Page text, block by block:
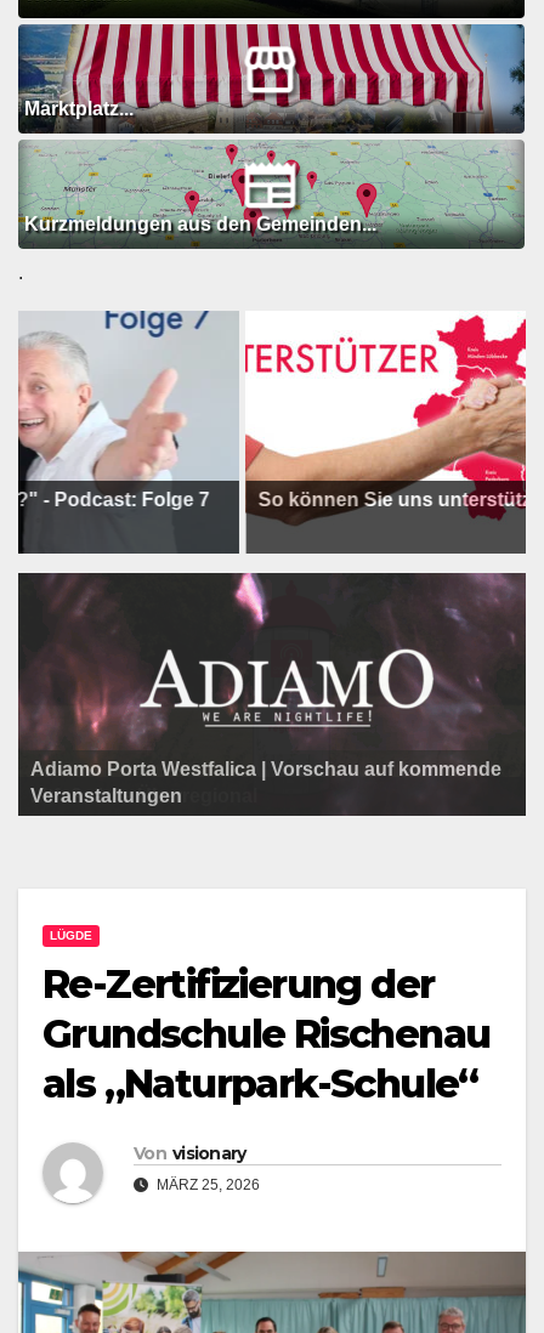
Marktplatz...
Kurzmeldungen aus den Gemeinden...
.
Folge 7 So können Sie uns unterstützen !
Programm der Komödie am Klosterplatz.
Litfaßsäule Überregional
Adiamo Porta Westfalica | Vorschau auf kommende
Veranstaltungen
Litfaßsäule Überregional
Litfaßsäule Überregional
LÜGDE
Re-Zertifizierung der
Grundschule Rischenau
als „Naturpark-Schule“
Von visionary
MÄRZ 25, 2026